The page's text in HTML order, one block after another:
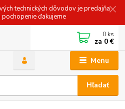
technických dôvodov je predajňa
pochopenie ďakujeme
Menu
Hľadať
0 ks
za 0 €